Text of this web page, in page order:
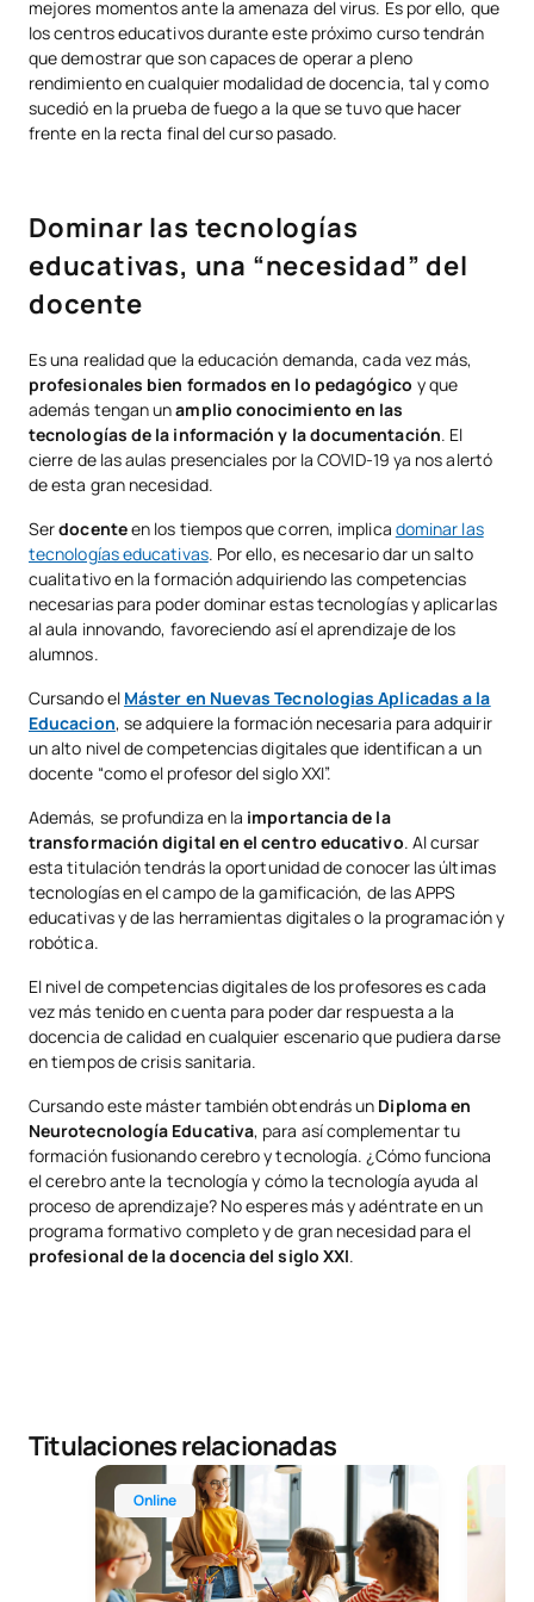
mejores momentos ante la amenaza del virus. Es por ello, que
los centros educativos durante este próximo curso tendrán
que demostrar que son capaces de operar a pleno
rendimiento en cualquier modalidad de docencia, tal y como
sucedió en la prueba de fuego a la que se tuvo que hacer
frente en la recta final del curso pasado.
Dominar las tecnologías
educativas, una “necesidad” del
docente
Es una realidad que la educación demanda, cada vez más,
profesionales bien formados en lo pedagógico y que
además tengan unamplio conocimiento en las
tecnologías de la información y la documentación. El
cierre de las aulas presenciales por la COVID-19 ya nos alertó
de esta gran necesidad.
Serdocenteen los tiempos que corren, implica dominar las
tecnologías educativas. Por ello, es necesario dar un salto
cualitativo en la formación adquiriendo las competencias
necesarias para poder dominar estas tecnologías y aplicarlas
al aula innovando, favoreciendo así el aprendizaje de los
alumnos.
Cursando el Máster en Nuevas Tecnologias Aplicadas a la
Educacion, se adquiere la formación necesaria para adquirir
un alto nivel de competencias digitales que identifican a un
docente “como el profesor del siglo XXI”.
Además, se profundiza en la importancia de la
transformación digital en el centro educativo. Al cursar
esta titulación tendrás la oportunidad de conocer las últimas
tecnologías en el campo de la gamificación, de las APPS
educativas y de las herramientas digitales o la programación y
robótica.
El nivel de competencias digitales de los profesores es cada
vez más tenido en cuenta para poder dar respuesta a la
docencia de calidad en cualquier escenario que pudiera darse
en tiempos de crisis sanitaria.
Cursando este máster también obtendrás un Diploma en
Neurotecnología Educativa, para así complementar tu
formación fusionando cerebro y tecnología. ¿Cómo funciona
el cerebro ante la tecnología y cómo la tecnología ayuda al
proceso de aprendizaje? No esperes más y adéntrate en un
programa formativo completo y de gran necesidad para el
profesional de la docencia del siglo XXI.
Titulaciones relacionadas
Online
Máster Universitario Online en PsicopedagogíaMáster